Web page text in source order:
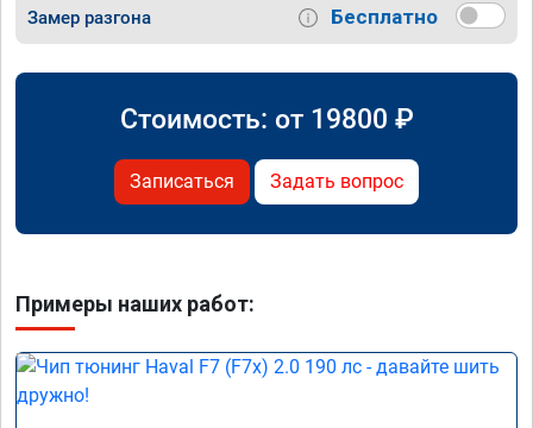
Замер разгона Бесплатно
Стоимость: от 19800 ₽
Записаться Задать вопрос
Примеры наших работ: